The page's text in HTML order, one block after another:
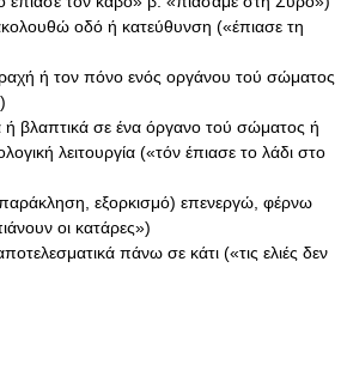
οδό ή κατεύθυνση («έπιασε τη
ή τον πόνο ενός οργάνου τού σώματος
βλαπτικά σε ένα όργανο τού σώματος ή
λειτουργία («τόν έπιασε το λάδι στο
εξορκισμό) επενεργώ, φέρνω
οι κατάρες»)
πάνω σε κάτι («τις ελιές δεν